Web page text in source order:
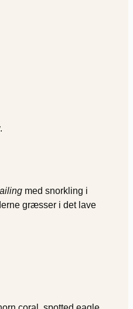
med snorkling i
græsser i det lave